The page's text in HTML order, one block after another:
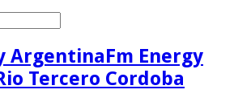
Fm Energy
Tercero Cordoba